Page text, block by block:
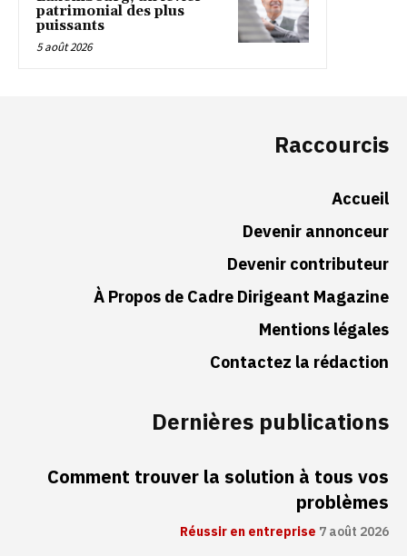
patrimonial des plus
puissants
5 août 2026
Raccourcis
Accueil
Devenir annonceur
Devenir contributeur
À Propos de Cadre Dirigeant Magazine
Mentions légales
Contactez la rédaction
Dernières publications
Comment trouver la solution à tous vos
problèmes
Réussir en entreprise 7 août 2026